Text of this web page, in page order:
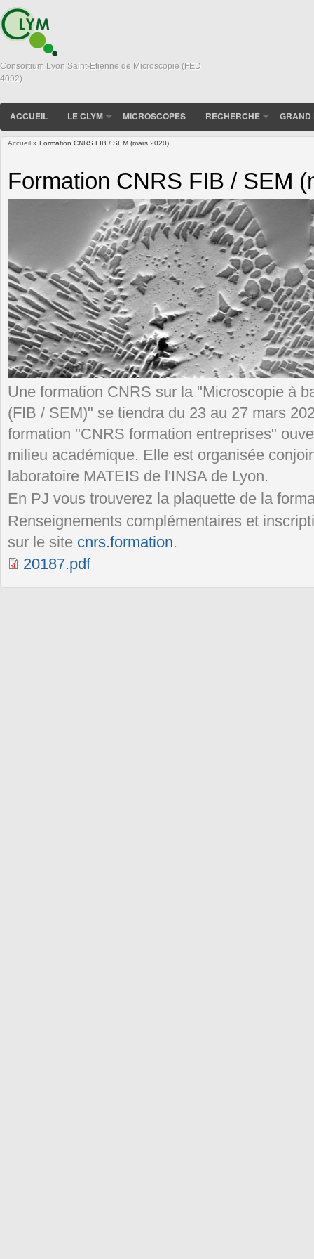
Consortium Lyon Saint-Etienne de Microscopie (FED
4092)
ACCUEIL LE CLYM MICROSCOPES RECHERCHE GRAND
Accueil » Formation CNRS FIB / SEM (mars 2020)
Formation CNRS FIB / SEM
Une formation CNRS sur la "Microscopie à
(FIB / SEM)" se tiendra du 23 au 27 mars
formation "CNRS formation entreprises"
milieu académique. Elle est organisée
laboratoire MATEIS de l'INSA de Lyon.
En PJ vous trouverez la plaquette de la
Renseignements complémentaires et
sur le site cnrs.formation.
20187.pdf